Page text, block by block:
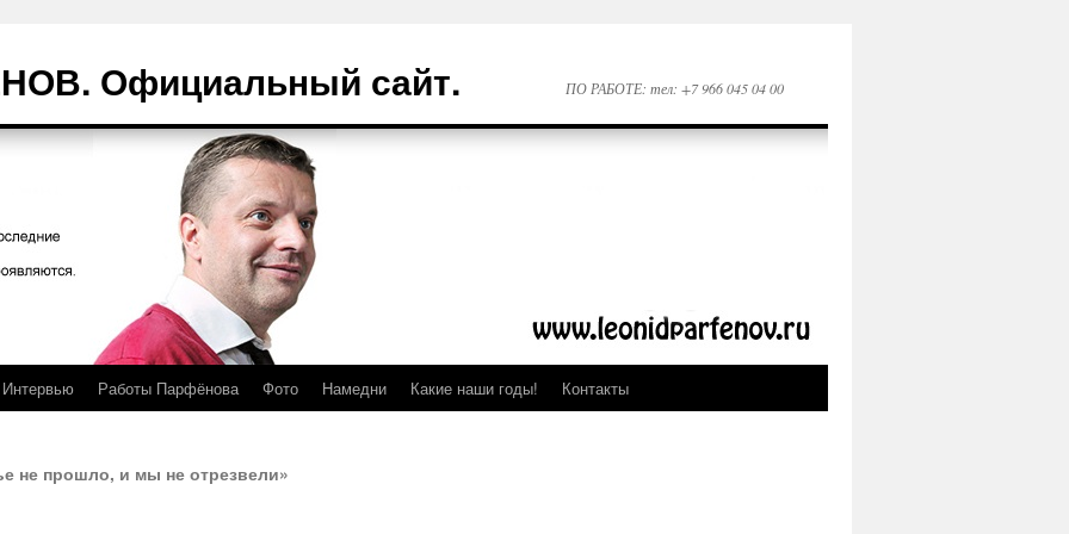
Официальный сайт. ПО РАБОТЕ: тел: +7 966 045 04 00
Интервью Работы Парфёнова Фото Намедни Какие наши годы! Контакты
не прошло, и мы не отрезвели»